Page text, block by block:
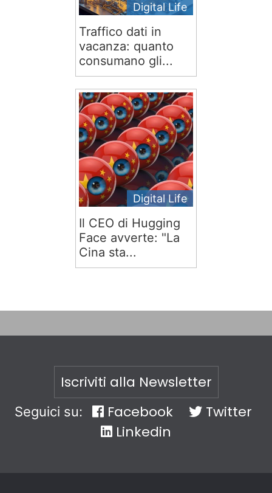
Digital Life
Traffico dati in
vacanza: quanto
consumano gli...
Digital Life
Il CEO di Hugging
Face avverte: "La
Cina sta...
Iscriviti alla Newsletter
Seguici su: Facebook
Twitter
Linkedin